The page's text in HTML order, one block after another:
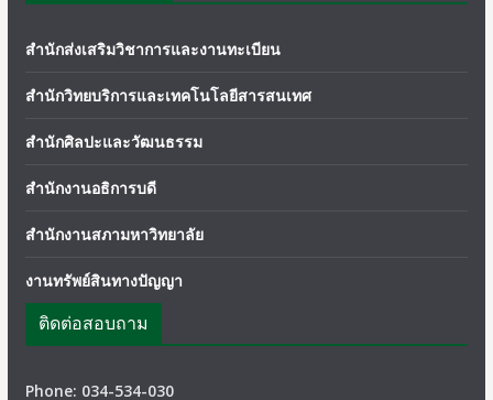
สำนักส่งเสริมวิชาการและงานทะเบียน
สำนักวิทยบริการและเทคโนโลยีสารสนเทศ
สำนักศิลปะและวัฒนธรรม
สำนักงานอธิการบดี
สำนักงานสภามหาวิทยาลัย
งานทรัพย์สินทางปัญญา
ติดต่อสอบถาม
Phone: 034-534-030